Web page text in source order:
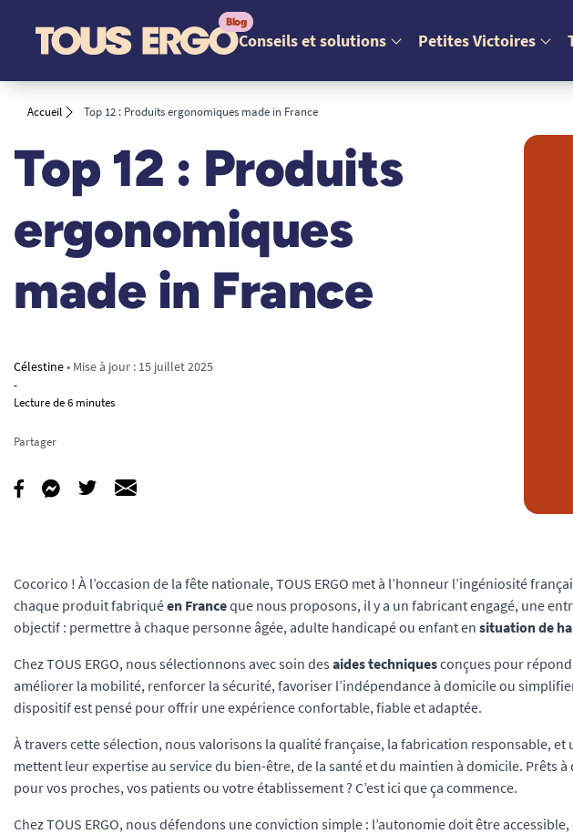
Conseils et solutions Petites Victoires
Accueil Top 12 : Produits ergonomiques made in France
Top 12 : Produits
ergonomiques
made in France
Célestine• Mise à jour : 15 juillet 2025
-
Lecture de 6 minutes
Partager
Cocorico ! À l’occasion de la fête nationale, TOUS ERGO met à l’honneur l’ingéniosité
chaque produit fabriquéen Franceque nous proposons, il y a un fabricant engagé, une
objectif : permettre à chaque personne âgée, adulte handicapé ou enfant en situation de
Chez TOUS ERGO, nous sélectionnons avec soin des aides techniquesconçues pour
améliorer la mobilité, renforcer la sécurité, favoriser l’indépendance à domicile ou
dispositif est pensé pour offrir une expérience confortable, fiable et adaptée.
À travers cette sélection, nous valorisons la qualité française, la fabrication responsable,
mettent leur expertise au service du bien-être, de la santé et du maintien à domicile. Prêts
pour vos proches, vos patients ou votre établissement ? C’est ici que ça commence.
Chez TOUS ERGO, nous défendons une conviction simple : l’autonomie doit être accessible,